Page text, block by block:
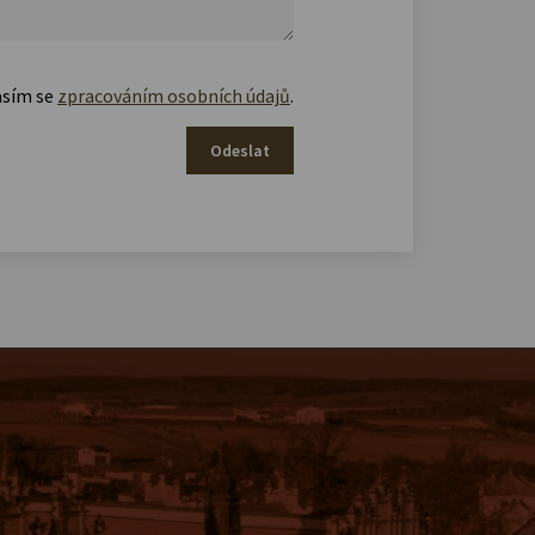
se zpracováním osobních údajů.
Odeslat